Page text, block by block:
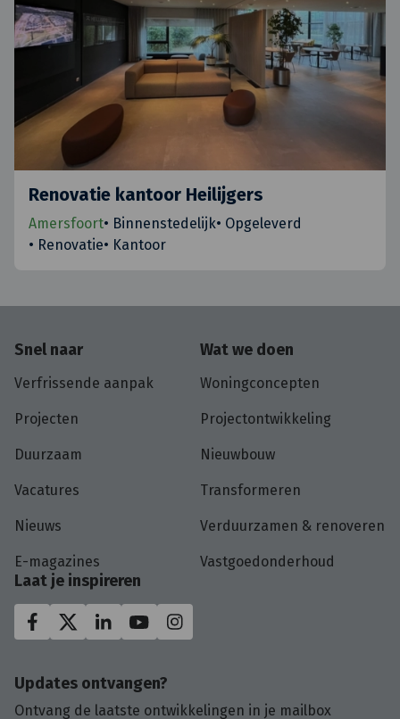
Renovatie kantoor Heilijgers
Amersfoort• Binnenstedelijk• Opgeleverd
• Renovatie• Kantoor
Snel naar
Verfrissende aanpak
Projecten
Duurzaam
Vacatures
Nieuws
E-magazines
Wat we doen
Woningconcepten
Projectontwikkeling
Nieuwbouw
Transformeren
Verduurzamen & renoveren
Vastgoedonderhoud
Laat je inspireren
Updates ontvangen?
Ontvang de laatste ontwikkelingen in je mailbox